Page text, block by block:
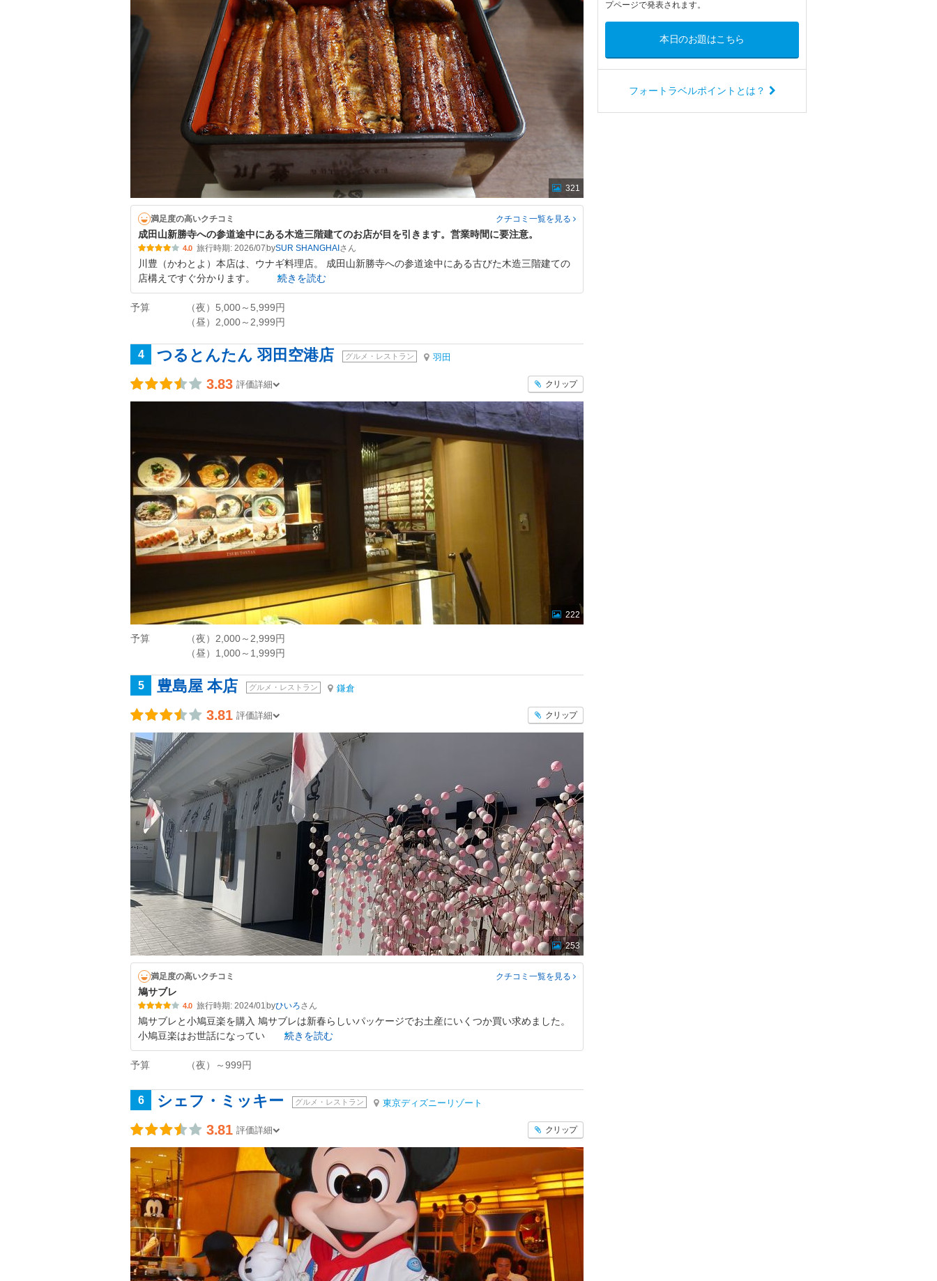
321
満足度の高いクチコミ クチコミ一覧を見る
成田山新勝寺への参道途中にある木造三階建てのお店が目を引きます。営業時間に要注意。
4.0 旅行時期: 2026/07 bySUR SHANGHAI
川豊（かわとよ）本店は、ウナギ料理店。 成田山新勝寺への参道途中にある古びた木造三階建ての
店構えですぐ分かります。
続きを読む
予算
（夜）5,000～5,999円
（昼）2,000～2,999円
4 つるとんたん 羽田空港店 グルメ・レストラン 羽田
3.83 評価詳細 クリップ
222
予算
（夜）2,000～2,999円
（昼）1,000～1,999円
5 豊島屋 本店 グルメ・レストラン 鎌倉
3.81 評価詳細 クリップ
253
満足度の高いクチコミ クチコミ一覧を見る
鳩サブレ
4.0 旅行時期: 2024/01 byひいろ
鳩サブレと小鳩豆楽を購入 鳩サブレは新春らしいパッケージでお土産にいくつか買い求めました。
小鳩豆楽はお世話になってい
続きを読む
予算 （夜）～999円
6 シェフ・ミッキー グルメ・レストラン 東京ディズニーリゾート
3.81 評価詳細 クリップ
プページで発表されます。
本日のお題はこちら
フォートラベルポイントとは？